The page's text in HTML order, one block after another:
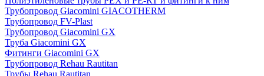
Трубопровод Giacomini GIACOTHERM
Трубопровод FV-Plast
Трубопровод Giacomini GX
Труба Giacomini GX
Фитинги Giacomini GX
Трубопровод Rehau Rautitan
Трубы Rehau Rautitan